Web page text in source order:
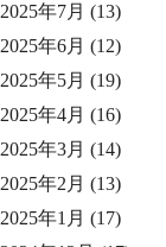
2025年7月 (13)
2025年6月 (12)
2025年5月 (19)
2025年4月 (16)
2025年3月 (14)
2025年2月 (13)
2025年1月 (17)